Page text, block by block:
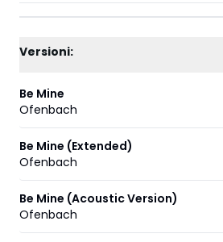
Versioni:
Be Mine
Ofenbach
Be Mine (Extended)
Ofenbach
Be Mine (Acoustic Version)
Ofenbach